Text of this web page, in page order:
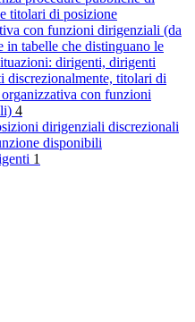
titolari di posizione
con funzioni dirigenziali (da
in tabelle che distinguano le
dirigenti, dirigenti
discrezionalmente, titolari di
con funzioni
4
dirigenziali discrezionali
disponibili
1